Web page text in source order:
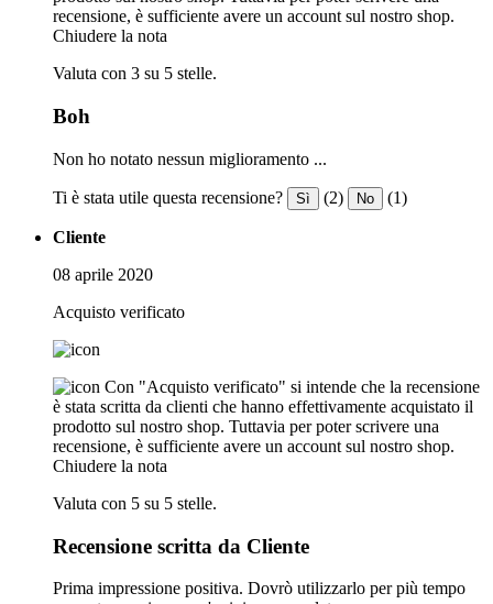
recensione, è sufficiente avere un account sul nostro shop.
Chiudere la nota
Valuta con 3 su 5 stelle.
Boh
Non ho notato nessun miglioramento ...
Ti è stata utile questa recensione? Sì (2) No (1)
Cliente
08 aprile 2020
Acquisto verificato
Con "Acquisto verificato" si intende che la recensione
è stata scritta da clienti che hanno effettivamente acquistato il
prodotto sul nostro shop. Tuttavia per poter scrivere una
recensione, è sufficiente avere un account sul nostro shop.
Chiudere la nota
Valuta con 5 su 5 stelle.
Recensione scritta da Cliente
Prima impressione positiva. Dovrò utilizzarlo per più tempo